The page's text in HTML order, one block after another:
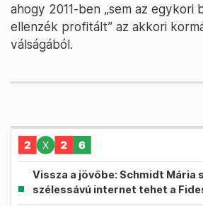
ahogy 2011-ben „sem az egykori
ellenzék profitált” az akkori
válságából.
Vissza a jövőbe: Schmidt Mária
szélessávú internet tehet a